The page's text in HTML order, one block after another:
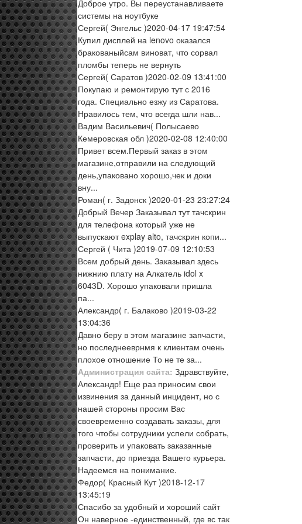
Доброе утро. Вы переустанавливаете
системы на ноутбуке
Сергей( Энгельс )2020-04-17 19:47:54
Купил дисплей на lenovo оказался
бракованыйсам виноват, что сорвал
пломбы теперь не вернуть
Сергей( Саратов )2020-02-09 13:41:00
Покупаю и ремонтирую тут с 2016
года. Специально езжу из Саратова.
Нравилось тем, что всегда шли нав...
Вадим Васильевич( Полысаево
Кемеровская обл )2020-02-08 12:40:00
Привет всем.Первый заказ в этом
магазине,отправили на следующий
день,упаковано хорошо,чек и доки
вну...
Роман( г. Задонск )2020-01-23 23:27:24
Добрый Вечер Заказывал тут тачскрин
для телефона который уже не
выпускают explay alto, тачскрин копи...
Сергей ( Чита )2019-07-09 12:10:53
Всем добрый день. Заказывал здесь
нижнию плату на Алкатель idol x
6043D. Хорошо упаковали пришла
па...
Александр( г. Балаково )2019-03-22
13:04:36
Давно беру в этом магазине запчасти,
но последнееврнмя к клиентам очень
плохое отношение То не те за...
Администрация сайта: Здравствуйте,
Александр! Еще раз приносим свои
извинения за данный инцидент, но с
нашей стороны просим Вас
своевременно создавать заказы, для
того чтобы сотрудники успели собрать,
проверить и упаковать заказанные
запчасти, до приезда Вашего курьера.
Надеемся на понимание.
Федор( Красный Кут )2018-12-17
13:45:19
Спасибо за удобный и хороший сайт
Он наверное -единственный, где вс так